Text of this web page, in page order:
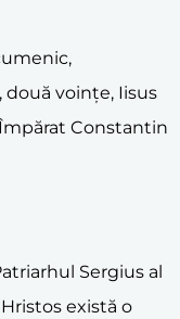
voințe, Iisus
Constantin
Sergius al
există o